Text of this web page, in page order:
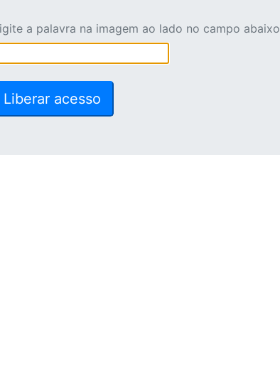
a palavra na imagem ao lado no campo abaixo